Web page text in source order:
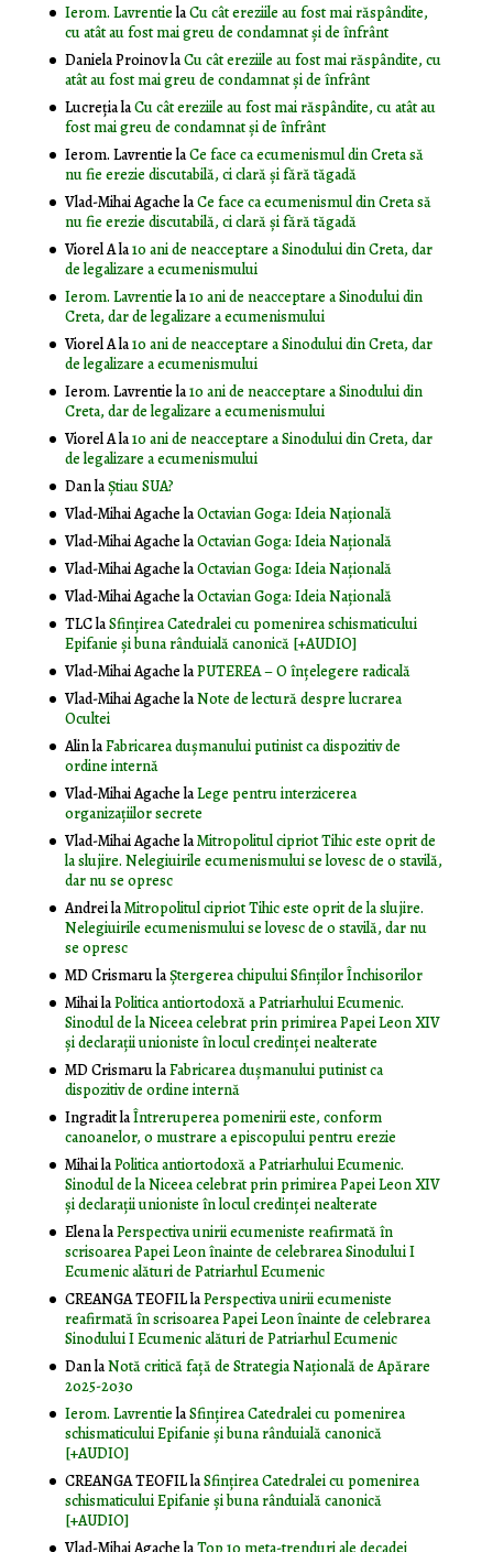
Ierom. LavrentielaCu cât ereziile au fost mai răspândite,
cu atât au fost mai greu de condamnat și de înfrânt
Daniela ProinovlaCu cât ereziile au fost mai răspândite, cu
atât au fost mai greu de condamnat și de înfrânt
LucrețialaCu cât ereziile au fost mai răspândite, cu atât au
fost mai greu de condamnat și de înfrânt
Ierom. LavrentielaCe face ca ecumenismul din Creta să
nu fie erezie discutabilă, ci clară și fără tăgadă
Vlad-Mihai AgachelaCe face ca ecumenismul din Creta să
nu fie erezie discutabilă, ci clară și fără tăgadă
Viorel Ala10 ani de neacceptare a Sinodului din Creta, dar
de legalizare a ecumenismului
Ierom. Lavrentiela10 ani de neacceptare a Sinodului din
Creta, dar de legalizare a ecumenismului
Viorel Ala10 ani de neacceptare a Sinodului din Creta, dar
de legalizare a ecumenismului
Ierom. Lavrentiela10 ani de neacceptare a Sinodului din
Creta, dar de legalizare a ecumenismului
Viorel Ala10 ani de neacceptare a Sinodului din Creta, dar
de legalizare a ecumenismului
DanlaȘtiau SUA?
Vlad-Mihai AgachelaOctavian Goga: Ideia Naţională
Vlad-Mihai AgachelaOctavian Goga: Ideia Naţională
Vlad-Mihai AgachelaOctavian Goga: Ideia Naţională
Vlad-Mihai AgachelaOctavian Goga: Ideia Naţională
TLClaSfințirea Catedralei cu pomenirea schismaticului
Epifanie și buna rânduială canonică [+AUDIO]
Vlad-Mihai AgachelaPUTEREA – O înţelegere radicală
Vlad-Mihai AgachelaNote de lectură despre lucrarea
Ocultei
AlinlaFabricarea dușmanului putinist ca dispozitiv de
ordine internă
Vlad-Mihai AgachelaLege pentru interzicerea
organizaţiilor secrete
Vlad-Mihai AgachelaMitropolitul cipriot Tihic este oprit de
la slujire. Nelegiuirile ecumenismului se lovesc de o stavilă,
dar nu se opresc
AndreilaMitropolitul cipriot Tihic este oprit de la slujire.
Nelegiuirile ecumenismului se lovesc de o stavilă, dar nu
se opresc
MD CrismarulaŞtergerea chipului Sfinţilor Închisorilor
MihailaPolitica antiortodoxă a Patriarhului Ecumenic.
Sinodul de la Niceea celebrat prin primirea Papei Leon XIV
și declarații unioniste în locul credinței nealterate
MD CrismarulaFabricarea dușmanului putinist ca
dispozitiv de ordine internă
IngraditlaÎntreruperea pomenirii este, conform
canoanelor, o mustrare a episcopului pentru erezie
MihailaPolitica antiortodoxă a Patriarhului Ecumenic.
Sinodul de la Niceea celebrat prin primirea Papei Leon XIV
și declarații unioniste în locul credinței nealterate
ElenalaPerspectiva unirii ecumeniste reafirmată în
scrisoarea Papei Leon înainte de celebrarea Sinodului I
Ecumenic alături de Patriarhul Ecumenic
CREANGA TEOFILlaPerspectiva unirii ecumeniste
reafirmată în scrisoarea Papei Leon înainte de celebrarea
Sinodului I Ecumenic alături de Patriarhul Ecumenic
DanlaNotă critică faţă de Strategia Naţională de Apărare
2025-2030
Ierom. LavrentielaSfințirea Catedralei cu pomenirea
schismaticului Epifanie și buna rânduială canonică
[+AUDIO]
CREANGA TEOFILlaSfințirea Catedralei cu pomenirea
schismaticului Epifanie și buna rânduială canonică
[+AUDIO]